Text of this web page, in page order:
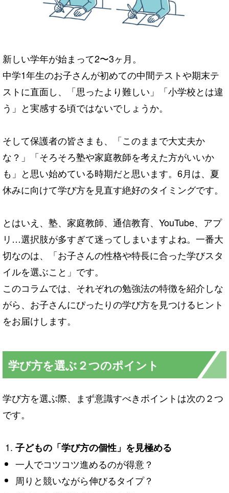
新しい学年が始まって2〜3ヶ月。
中学1年生のお子さんが初めての中間テストや期末テ
ストに直面し、「思ったより難しい」「小学校とは違
う」と実感する頃ではないでしょうか。
そして保護者の皆さまも、「このままで大丈夫か
な？」「そろそろ塾や家庭教師を考えた方がいいか
も」と思い始めている時期だと思います。6月は、夏
休みに向けて学び方を見直す絶好のタイミングです。
とはいえ、塾、家庭教師、通信教育、YouTube、アプ
リ…選択肢が多すぎて迷ってしまいますよね。一番大
切なのは、「お子さんの性格や特長に合った学びスタ
イルを選ぶこと」です。
このコラムでは、それぞれの勉強法の特徴を紹介しな
がら、お子さんにぴったりの学び方を見つけるヒント
をお届けします。
学び方を選ぶ２つのポイント
学び方を選ぶ際、まず意識すべきポイントは次の２つ
です。
子どもの「学び方の個性」を見極める
一人でコツコツ進めるのが得意？
周りと競いながら伸びるタイプ？